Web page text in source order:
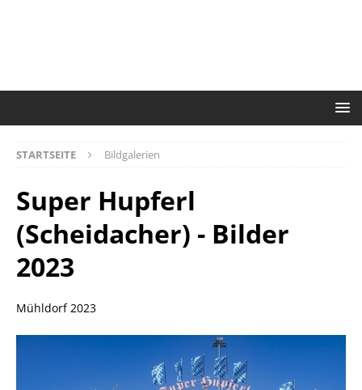
STARTSEITE Bildgalerien
Super Hupferl
(Scheidacher) - Bilder
2023
Mühldorf 2023